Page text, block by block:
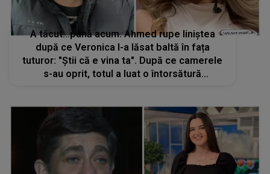
A tăcut...până acum. Ahmed rupe liniștea
după ce Veronica l-a lăsat baltă în fața
tuturor: "Știi că e vina ta". După ce camerele
s-au oprit, totul a luat o întorsătură